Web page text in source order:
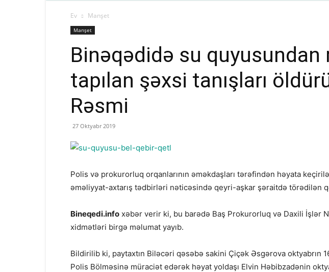
Ev Manşet
Manşet
Binəqədidə su quyusundan
tapılan şəxsi tanışları
Rəsmi
27 Oktyabr 2019
Polis və prokurorluq orqanlarının əməkdaşları tərəfindən həyata
əməliyyat-axtarış tədbirləri nəticəsində qeyri-aşkar şəraitdə törədilən
Bineqedi.info xəbər verir ki, bu barədə Baş Prokurorluq və Daxili İşlər
xidmətləri birgə məlumat yayıb.
Bildirilib ki, paytaxtın Biləcəri qəsəbə sakini Çiçək Əsgərova oktyabrın
Polis Bölməsinə müraciət edərək həyat yoldaşı Elvin Həbibzadənin